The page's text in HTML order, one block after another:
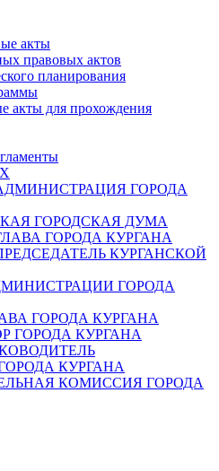
акты
правовых актов
планирования
акты для прохождения
ГОРОДА
ГОРОДСКАЯ ДУМА
ГОРОДА КУРГАНА
КУРГАНСКОЙ
ГОРОДА
ГОРОДА КУРГАНА
ГОРОДА КУРГАНА
КУРГАНА
КОМИССИЯ ГОРОДА